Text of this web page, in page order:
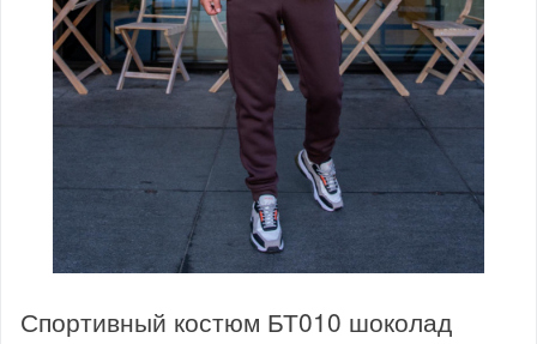
Спортивный костюм БТ010 шоколад